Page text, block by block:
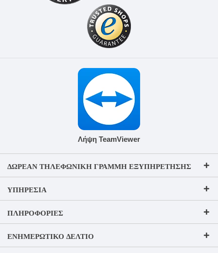
Λήψη TeamViewer
ΔΩΡΕΆΝ ΤΗΛΕΦΩΝΙΚΉ ΓΡΑΜΜΉ ΕΞΥΠΗΡΈΤΗΣΗΣ
ΥΠΗΡΕΣΊΑ
ΠΛΗΡΟΦΟΡΊΕΣ
ΕΝΗΜΕΡΩΤΙΚΌ ΔΕΛΤΊΟ